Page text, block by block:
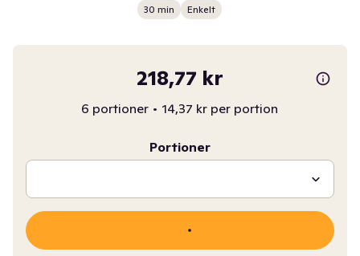
30 min Enkelt
218,77 kr
6 portioner • 14,37 kr per portion
Portioner